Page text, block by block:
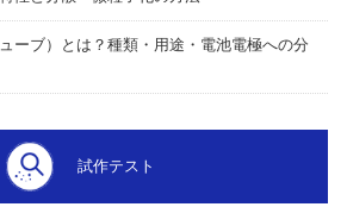
ーブ）とは？種類・用途・電池電極への分
試作テスト